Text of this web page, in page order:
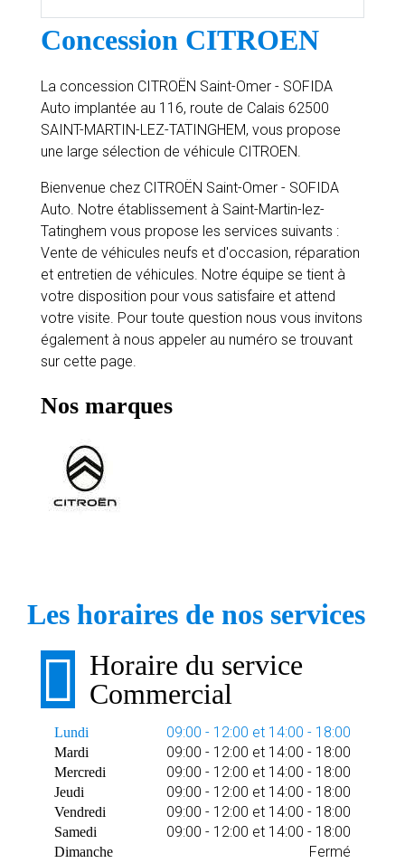
Concession CITROEN
La concession CITROËN Saint-Omer - SOFIDA
Auto implantée au 116, route de Calais 62500
SAINT-MARTIN-LEZ-TATINGHEM, vous propose
une large sélection de véhicule CITROEN.
Bienvenue chez CITROËN Saint-Omer - SOFIDA
Auto. Notre établissement à Saint-Martin-lez-
Tatinghem vous propose les services suivants :
Vente de véhicules neufs et d'occasion, réparation
et entretien de véhicules. Notre équipe se tient à
votre disposition pour vous satisfaire et attend
votre visite. Pour toute question nous vous invitons
également à nous appeler au numéro se trouvant
sur cette page.
Nos marques
Les horaires de nos services
Horaire du service
Commercial
Lundi 09:00 - 12:00 et 14:00 - 18:00
Mardi 09:00 - 12:00 et 14:00 - 18:00
Mercredi 09:00 - 12:00 et 14:00 - 18:00
Jeudi 09:00 - 12:00 et 14:00 - 18:00
Vendredi 09:00 - 12:00 et 14:00 - 18:00
Samedi 09:00 - 12:00 et 14:00 - 18:00
Dimanche Fermé